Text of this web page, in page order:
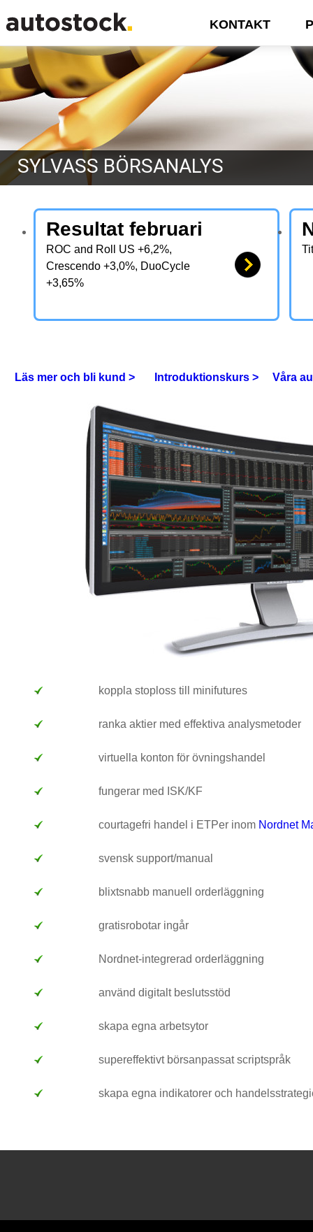
Image 1
KONTAKT
SYLVASS BÖRSANALYS
Resultat februari
ROC and Roll US +6,2%,
Crescendo +3,0%, DuoCycle
+3,65%
Läs mer och bli kund > Introduktionskurs > Våra
koppla stoploss till minifutures
ranka aktier med effektiva analysmetoder
virtuella konton för övningshandel
fungerar med ISK/KF
courtagefri handel i ETPer inom Nordnet
svensk support/manual
blixtsnabb manuell orderläggning
gratisrobotar ingår
Nordnet-integrerad orderläggning
använd digitalt beslutsstöd
skapa egna arbetsytor
supereffektivt börsanpassat scriptspråk
skapa egna indikatorer och